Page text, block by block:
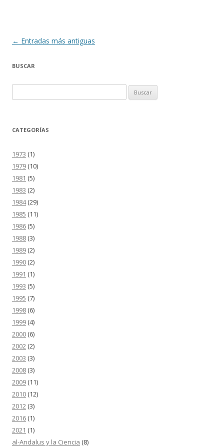
Navegación
entradas
← Entradas más antiguas
BUSCAR
CATEGORÍAS
1973 (1)
1979 (10)
1981 (5)
1983 (2)
1984(29)
1985 (11)
1986 (5)
1988 (3)
1989 (2)
1990 (2)
1991 (1)
1993 (5)
1995 (7)
1998 (6)
1999 (4)
2000 (6)
2002 (2)
2003 (3)
2008 (3)
2009 (11)
2010 (12)
2012 (3)
2016 (1)
2021 (1)
al-Andalus y la Ciencia (8)